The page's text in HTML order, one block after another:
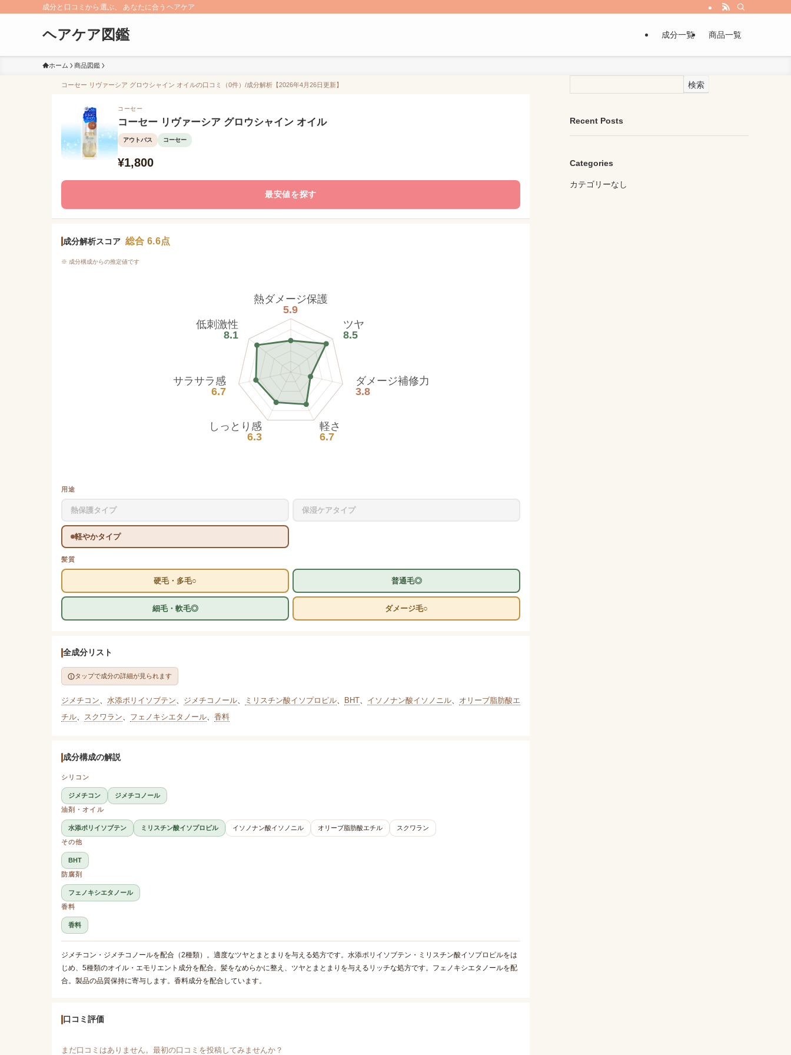
成分と口コミから選ぶ、 あなたに合うヘアケア
ヘアケア図鑑 成分一覧 商品一覧
ホーム 商品図鑑
コーセー リヴァーシア グロウシャイン オイルの口コミ（0件）/成分解析【2026年4月26日更新】
コーセー
コーセー リヴァーシア グロウシャイン オイル
アウトバス コーセー
¥1,800
最安値を探す
成分解析スコア 総合 6.6点
※ 成分構成からの推定値です
熱ダメージ保護
5.9
ツヤ
8.5
ダメージ補修力
3.8
軽さ
6.7
しっとり感
6.3
サラサラ感
6.7
低刺激性
8.1
用途
熱保護タイプ 保湿ケアタイプ
軽やかタイプ
髪質
硬毛・多毛○ 普通毛◎
細毛・軟毛◎ ダメージ毛○
全成分リスト
タップで成分の詳細が見られます
ジメチコン、 水添ポリイソブテン、 ジメチコノール、 ミリスチン酸イソプロピル、 BHT、 イソノナン酸イソノニル、 オリーブ脂肪酸エ
チル、 スクワラン、 フェノキシエタノール、 香料
成分構成の解説
シリコン
ジメチコン
ジメチコノール
油剤・オイル
水添ポリイソブテン ミリスチン酸イソプロピル イソノナン酸イソノニル オリーブ脂肪酸エチル
スクワラン
その他
BHT
防腐剤
フェノキシエタノール
香料
香料
ジメチコン・ジメチコノールを配合（2種類）。適度なツヤとまとまりを与える処方です。水添ポリイソブテン・ミリスチン酸イソプロピルをは
じめ、5種類のオイル・エモリエント成分を配合。髪をなめらかに整え、ツヤとまとまりを与えるリッチな処方です。フェノキシエタノールを配
合。製品の品質保持に寄与します。香料成分を配合しています。
口コミ評価
まだ口コミはありません。最初の口コミを投稿してみませんか？
検索
Recent Posts
Categories
カテゴリーなし